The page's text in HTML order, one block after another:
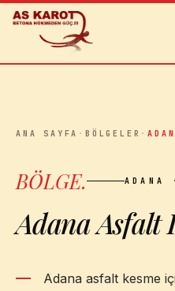
İçeriğe atla
ANA SAYFA ·BÖLGELER ·
BÖLGE. ADANA
Adana Asfalt
Adana asfalt kesme